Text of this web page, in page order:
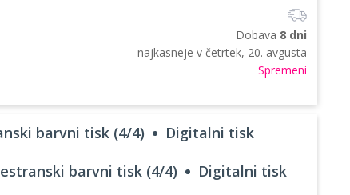
Dobava 8 dni
najkasneje v četrtek, 20. avgusta
Spremeni
barvni tisk (4/4) Digitalni tisk
barvni tisk (4/4) Digitalni tisk